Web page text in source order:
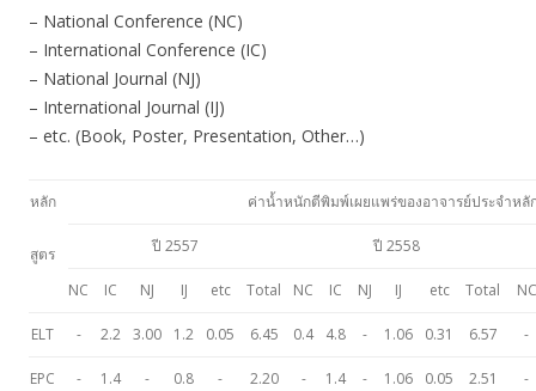
– National Conference (NC)
– International Conference (IC)
– National Journal (NJ)
– International Journal (IJ)
– etc. (Book, Poster, Presentation, Other…)
หลัก
สูตร
ค่าน้ำหนักตีพิมพ์เผยแพร่ของอาจารย์ประจำหลั
ปี 2557 ปี 2558
NC IC NJ IJ etc Total NC IC NJ IJ etc Total NC
ELT - 2.2 3.00 1.2 0.05 6.45 0.4 4.8 - 1.06 0.31 6.57 -
EPC - 1.4 - 0.8 - 2.20 - 1.4 - 1.06 0.05 2.51 -